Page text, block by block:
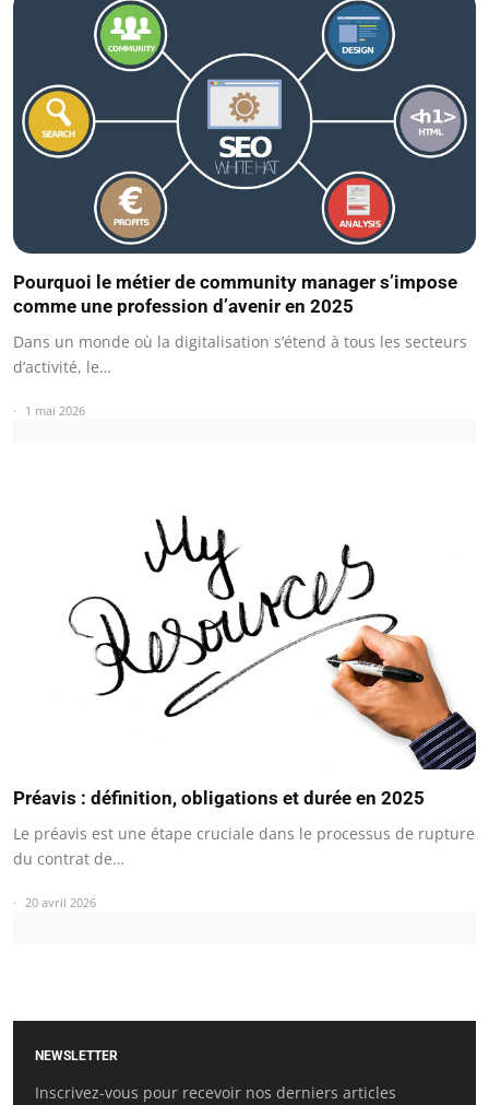
Pourquoi le métier de community manager s’impose
comme une profession d’avenir en 2025
Dans un monde où la digitalisation s’étend à tous les secteurs
d’activité, le…
1 mai 2026
Préavis : définition, obligations et durée en 2025
Le préavis est une étape cruciale dans le processus de rupture
du contrat de…
20 avril 2026
NEWSLETTER
Inscrivez-vous pour recevoir nos derniers articles